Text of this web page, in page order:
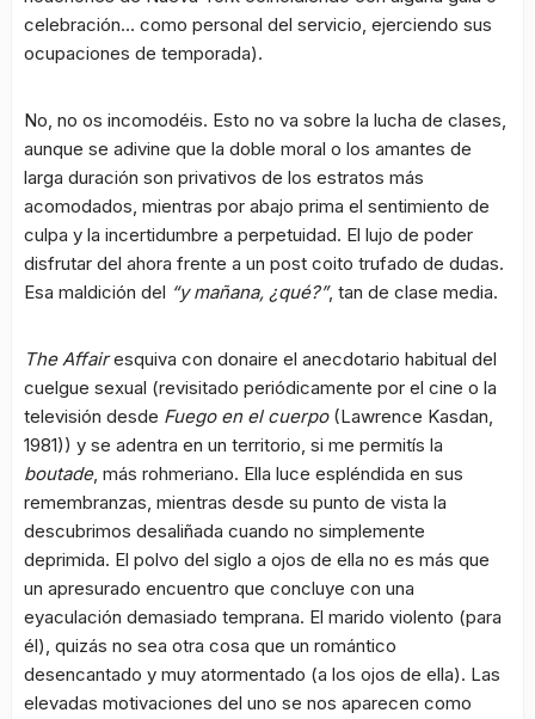
celebración… como personal del servicio, ejerciendo sus
ocupaciones de temporada).
No, no os incomodéis. Esto no va sobre la lucha de clases,
aunque se adivine que la doble moral o los amantes de
larga duración son privativos de los estratos más
acomodados, mientras por abajo prima el sentimiento de
culpa y la incertidumbre a perpetuidad. El lujo de poder
disfrutar del ahora frente a un post coito trufado de dudas.
Esa maldición del “y mañana, ¿qué?”, tan de clase media.
The Affairesquiva con donaire el anecdotario habitual del
cuelgue sexual (revisitado periódicamente por el cine o la
televisión desde Fuego en el cuerpo(Lawrence Kasdan,
1981)) y se adentra en un territorio, si me permitís la
boutade, más rohmeriano. Ella luce espléndida en sus
remembranzas, mientras desde su punto de vista la
descubrimos desaliñada cuando no simplemente
deprimida. El polvo del siglo a ojos de ella no es más que
un apresurado encuentro que concluye con una
eyaculación demasiado temprana. El marido violento (para
él), quizás no sea otra cosa que un romántico
desencantado y muy atormentado (a los ojos de ella). Las
elevadas motivaciones del uno se nos aparecen como